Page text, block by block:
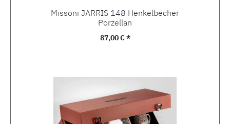
Missoni JARRIS 148 Henkelbecher
Porzellan
Regulärer Preis:
87,00 € *